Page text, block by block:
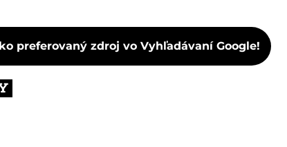
preferovaný zdroj vo Vyhľadávaní Google!